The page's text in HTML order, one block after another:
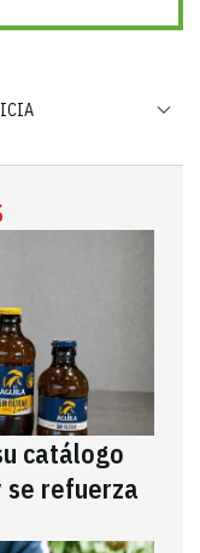
catálogo
se refuerza